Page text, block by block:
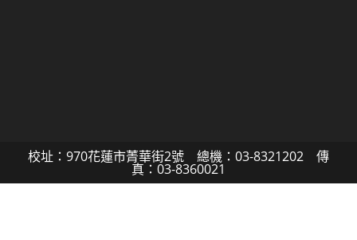
校址：970花蓮市菁華街2號 總機：03-8321202 傳
真：03-8360021